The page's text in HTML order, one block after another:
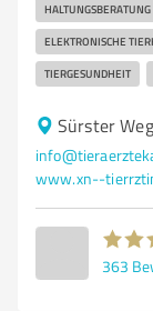
HALTUNGSBERATUNG
ELEKTRONISCHE
TIERGESUNDHEIT
Sürster
www.xn--
363